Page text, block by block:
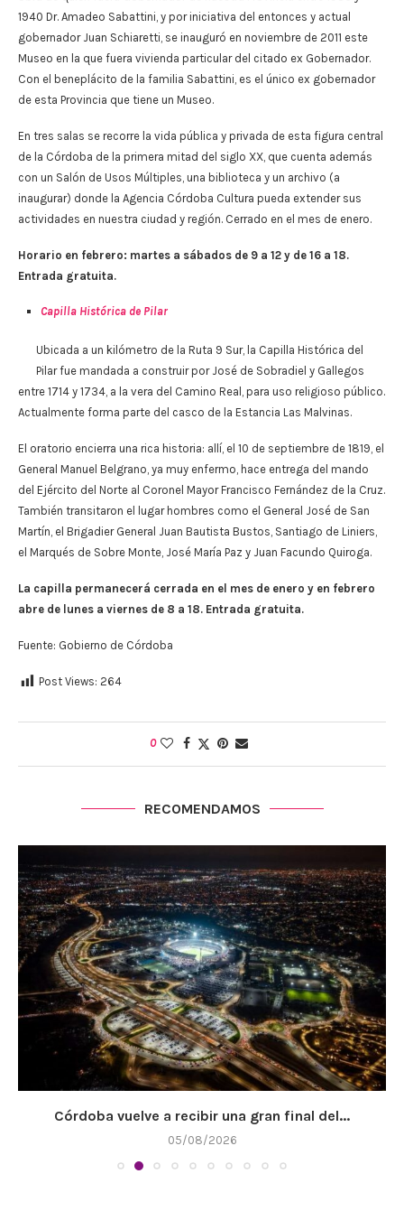
1940 Dr. Amadeo Sabattini, y por iniciativa del entonces y actual
gobernador Juan Schiaretti, se inauguró en noviembre de 2011 este
Museo en la que fuera vivienda particular del citado ex Gobernador.
Con el beneplácito de la familia Sabattini, es el único ex gobernador
de esta Provincia que tiene un Museo.
En tres salas se recorre la vida pública y privada de esta figura central
de la Córdoba de la primera mitad del siglo XX, que cuenta además
con un Salón de Usos Múltiples, una biblioteca y un archivo (a
inaugurar) donde la Agencia Córdoba Cultura pueda extender sus
actividades en nuestra ciudad y región. Cerrado en el mes de enero.
Horario en febrero: martes a sábados de 9 a 12 y de 16 a 18.
Entrada gratuita.
Capilla Histórica de Pilar
Ubicada a un kilómetro de la Ruta 9 Sur, la Capilla Histórica del
Pilar fue mandada a construir por José de Sobradiel y Gallegos
entre 1714 y 1734, a la vera del Camino Real, para uso religioso público.
Actualmente forma parte del casco de la Estancia Las Malvinas.
El oratorio encierra una rica historia: allí, el 10 de septiembre de 1819, el
General Manuel Belgrano, ya muy enfermo, hace entrega del mando
del Ejército del Norte al Coronel Mayor Francisco Fernández de la Cruz.
También transitaron el lugar hombres como el General José de San
Martín, el Brigadier General Juan Bautista Bustos, Santiago de Liniers,
el Marqués de Sobre Monte, José María Paz y Juan Facundo Quiroga.
La capilla permanecerá cerrada en el mes de enero y en febrero
abre de lunes a viernes de 8 a 18. Entrada gratuita.
Fuente: Gobierno de Córdoba
Post Views: 264
0
RECOMENDAMOS
Córdoba vuelve a recibir una gran final del...
05/08/2026